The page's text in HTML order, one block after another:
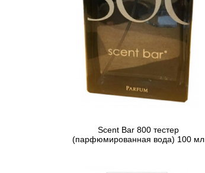
Scent Bar 800 тестер
(парфюмированная вода) 100 мл